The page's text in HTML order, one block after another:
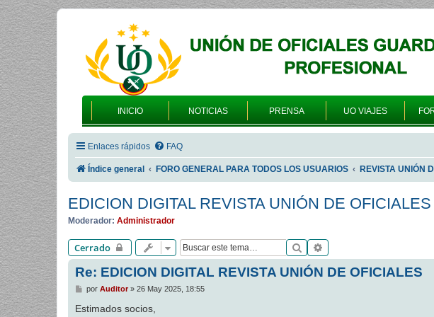
INICIO NOTICIAS PRENSA UO VIAJES
Enlaces rápidos FAQ
Índice general FORO GENERAL PARA TODOS LOS USUARIOS REVISTA UNIÓN
EDICION DIGITAL REVISTA UNIÓN DE OFICIALES
Moderador: Administrador
Cerrado Buscar
Re: EDICION DIGITAL REVISTA UNIÓN DE OFICIALES
M
n
por Auditor» 26 May 2025, 18:55
Estimados socios,